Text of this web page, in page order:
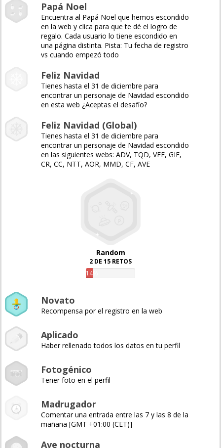
Papá Noel
Encuentra al Papá Noel que hemos escondido
en la web y clica para que te dé el logro de
regalo. Cada usuario lo tiene escondido en
una página distinta. Pista: Tu fecha de registro
vs cuando empezó todo
Feliz Navidad
Tienes hasta el 31 de diciembre para
encontrar un personaje de Navidad escondido
en esta web ¿Aceptas el desafío?
Feliz Navidad (Global)
Tienes hasta el 31 de diciembre para
encontrar un personaje de Navidad escondido
en las siguientes webs: ADV, TQD, VEF, GIF,
CR, CC, NTT, AOR, MMD, CF, AVE
Random
2 DE 15 RETOS
14%
Novato
Recompensa por el registro en la web
Aplicado
Haber rellenado todos los datos en tu perfil
Fotogénico
Tener foto en el perfil
Madrugador
Comentar una entrada entre las 7 y las 8 de la
mañana [GMT +01:00 (CET)]
Ave nocturna